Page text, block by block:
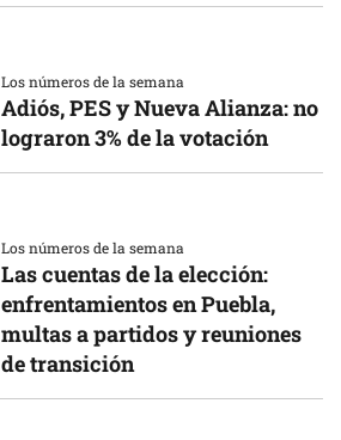
Los números de la semana
Adiós, PES y Nueva Alianza: no
lograron 3% de la votación
Los números de la semana
Las cuentas de la elección:
enfrentamientos en Puebla,
multas a partidos y reuniones
de transición